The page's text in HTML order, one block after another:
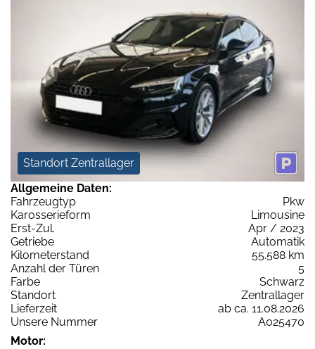
Standort Zentrallager
Allgemeine Daten:
Fahrzeugtyp
Pkw
Karosserieform
Limousine
Erst-Zul.
Apr / 2023
Getriebe
Automatik
Kilometerstand
55.588 km
Anzahl der Türen
5
Farbe
Schwarz
Standort
Zentrallager
Lieferzeit
ab ca. 11.08.2026
Unsere Nummer
A025470
Motor: